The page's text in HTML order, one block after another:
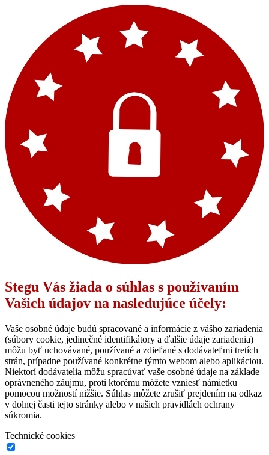
Stegu Vás žiada o súhlas s používaním
Vašich údajov na nasledujúce účely:
Vaše osobné údaje budú spracované a informácie z vášho zariadenia
(súbory cookie, jedinečné identifikátory a ďalšie údaje zariadenia)
môžu byť uchovávané, používané a zdieľané s dodávateľmi tretích
strán, prípadne používané konkrétne týmto webom alebo aplikáciou.
Niektorí dodávatelia môžu spracúvať vaše osobné údaje na základe
oprávneného záujmu, proti ktorému môžete vzniesť námietku
pomocou možností nižšie. Súhlas môžete zrušiť prejdením na odkaz
v dolnej časti tejto stránky alebo v našich pravidlách ochrany
súkromia.
Technické cookies